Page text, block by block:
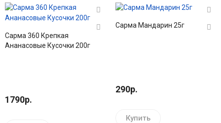
Сарма 360 Крепкая
Ананасовые Кусочки 200г
1790р.
Сарма Мандарин 25г
290р.
Купить